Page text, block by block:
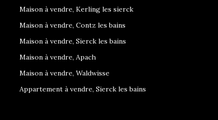
Maison à vendre, Kerling les sierck
Maison à vendre, Contz les bains
Maison à vendre, Sierck les bains
Maison à vendre, Apach
Maison à vendre, Waldwisse
Appartement à vendre, Sierck les bains